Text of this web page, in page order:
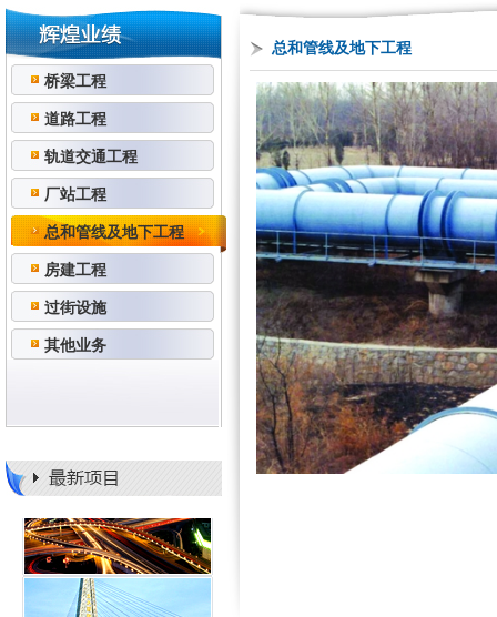
桥梁工程
道路工程
轨道交通工程
厂站工程
总和管线及地下工程
房建工程
过街设施
其他业务
总和管线及地下工程